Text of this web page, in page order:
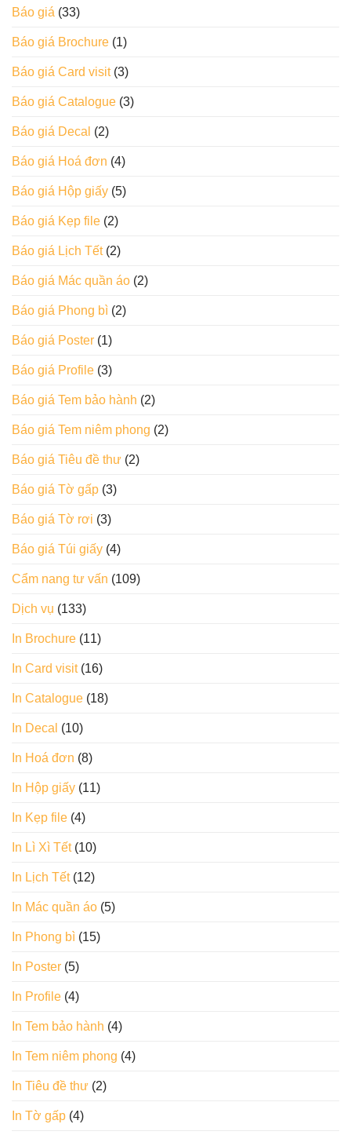
Báo giá (33)
Báo giá Brochure (1)
Báo giá Card visit(3)
Báo giá Catalogue (3)
Báo giá Decal (2)
Báo giá Hoá đơn (4)
Báo giá Hộp giấy (5)
Báo giá Kẹp file (2)
Báo giá Lịch Tết(2)
Báo giá Mác quần áo (2)
Báo giá Phong bì (2)
Báo giá Poster (1)
Báo giá Profile (3)
Báo giá Tem bảo hành (2)
Báo giá Tem niêm phong (2)
Báo giá Tiêu đề thư (2)
Báo giá Tờ gấp (3)
Báo giá Tờ rơi (3)
Báo giá Túi giấy (4)
Cẩm nang tư vấn (109)
Dịch vụ (133)
In Brochure (11)
In Card visit(16)
In Catalogue (18)
In Decal (10)
In Hoá đơn (8)
In Hộp giấy (11)
In Kẹp file (4)
In Lì Xì Tết(10)
In Lịch Tết(12)
In Mác quần áo (5)
In Phong bì (15)
In Poster (5)
In Profile (4)
In Tem bảo hành (4)
In Tem niêm phong (4)
In Tiêu đề thư (2)
In Tờ gấp (4)